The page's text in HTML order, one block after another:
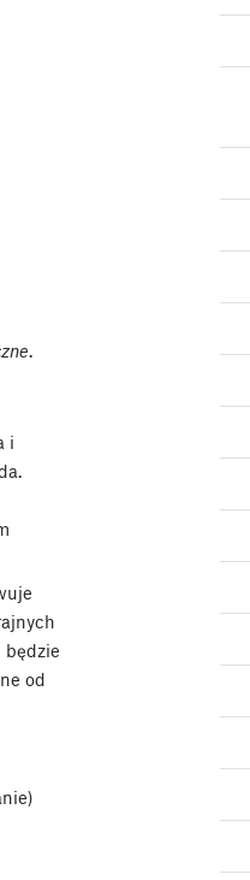
.
i
będzie
od